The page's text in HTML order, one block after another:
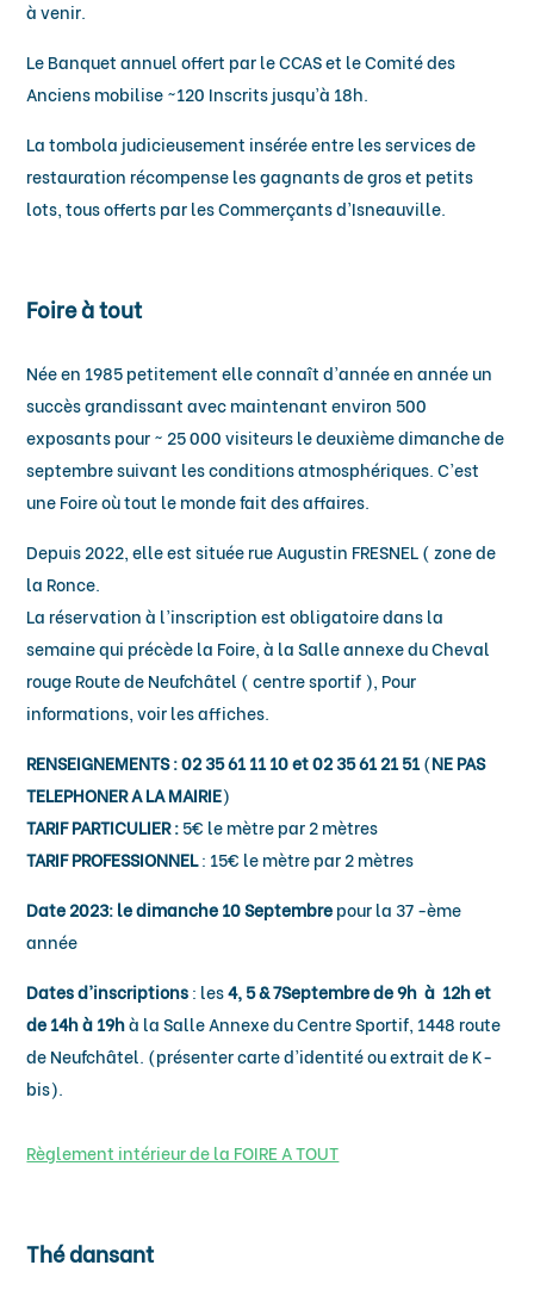
à venir.
Le Banquet annuel offert par le CCAS et le Comité des
Anciens mobilise ~120 Inscrits jusqu’à 18h.
La tombola judicieusement insérée entre les services de
restauration récompense les gagnants de gros et petits
lots, tous offerts par les Commerçants d’Isneauville.
Foire à tout
Née en 1985 petitement elle connaît d’année en année un
succès grandissant avec maintenant environ 500
exposants pour ~ 25 000 visiteurs le deuxième dimanche de
septembre suivant les conditions atmosphériques. C’est
une Foire où tout le monde fait des affaires.
Depuis 2022, elle est située rue Augustin FRESNEL ( zone de
la Ronce.
La réservation à l’inscription est obligatoire dans la
semaine qui précède la Foire, à la Salle annexe du Cheval
rouge Route de Neufchâtel ( centre sportif ), Pour
informations, voir les affiches.
RENSEIGNEMENTS : 02 35 61 11 10 et 02 35 61 21 51(NE PAS
TELEPHONER A LA MAIRIE)
TARIF PARTICULIER :5€ le mètre par 2 mètres
TARIF PROFESSIONNEL: 15€ le mètre par 2 mètres
Date 2023: le dimanche 10 Septembrepour la 37 -ème
année
Dates d’inscriptions: les4, 5 & 7Septembre de 9h à 12h et
de 14h à 19hà la Salle Annexe du Centre Sportif, 1448 route
de Neufchâtel. (présenter carte d’identité ou extrait de K-
bis).
Règlement intérieur de la FOIRE A TOUT
Thé dansant